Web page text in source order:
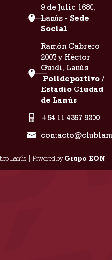
9 de Julio 1680,
Lanús - Sede
Social
Ramón Cabrero
2007 y Héctor
Guidi, Lanús
Polideportivo /
Estadio Ciudad
de Lanús
+54 11 4357 9200
Lanús | Powered byGrupo EON